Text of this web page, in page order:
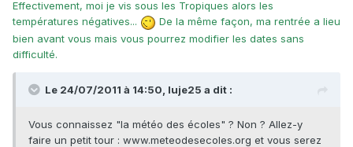
Effectivement, moi je vis sous les Tropiques alors les
températures négatives...
De la même façon, ma rentrée a lieu
bien avant vous mais vous pourrez modifier les dates sans
difficulté.
Le 24/07/2011 à 14:50, luje25 a dit :
Vous connaissez "la météo des écoles" ? Non ? Allez-y
faire un petit tour : www.meteodesecoles.org et vous serez